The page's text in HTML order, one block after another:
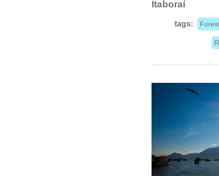
Itaboraí
tags: